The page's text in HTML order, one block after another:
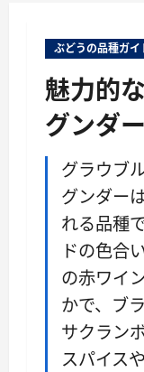
ぶどうの品種ガイ
魅力的
グンダー
グラウブ
グンダー
れる品種
ドの色合
の赤ワイ
かで、ブ
サクラン
スパイス